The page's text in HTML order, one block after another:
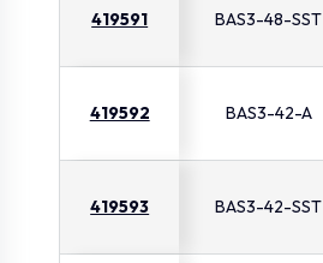
419591 BAS3-48-SST
419592 BAS3-42-A
419593 BAS3-42-SST